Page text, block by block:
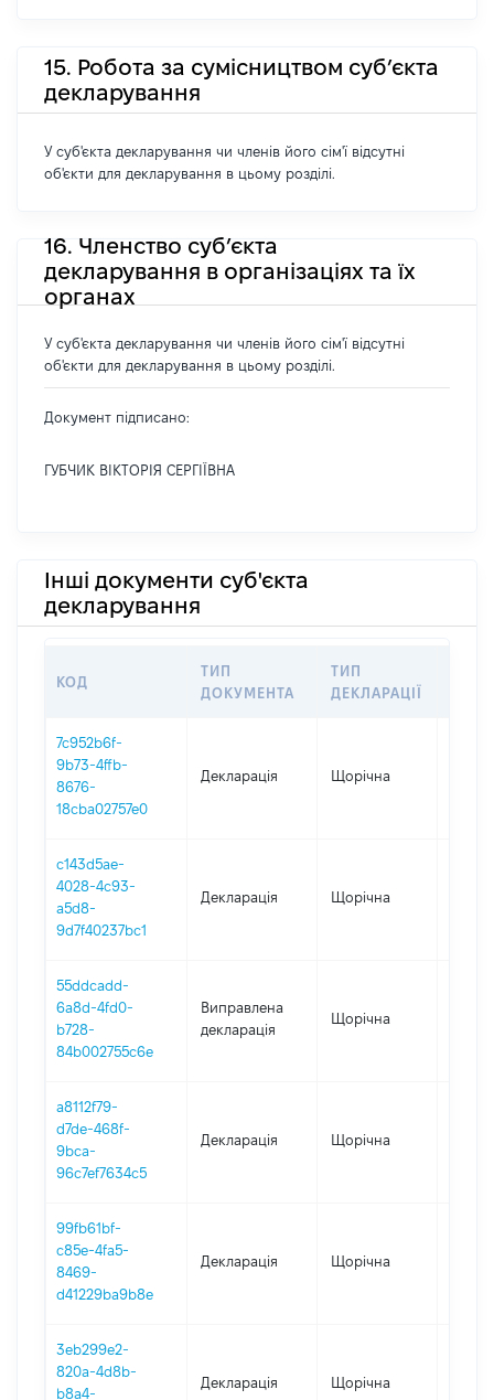
15. Робота за сумісництвом суб’єкта
декларування
У суб'єкта декларування чи членів його сім'ї відсутні
об'єкти для декларування в цьому розділі.
16. Членство суб’єкта
декларування в організаціях та їх
органах
У суб'єкта декларування чи членів його сім'ї відсутні
об'єкти для декларування в цьому розділі.
Документ підписано:
ГУБЧИК ВІКТОРІЯ СЕРГІЇВНА
Інші документи суб'єкта
декларування
КОД
ТИП
ДОКУМЕНТА
ТИП
ДЕКЛАРАЦІЇ
7c952b6f-
9b73-4ffb-
8676-
18cba02757e0
Декларація Щорічна
c143d5ae-
4028-4c93-
a5d8-
9d7f40237bc1
Декларація Щорічна
55ddcadd-
6a8d-4fd0-
b728-
84b002755c6e
Виправлена
декларація
Щорічна
a8112f79-
d7de-468f-
9bca-
96c7ef7634c5
Декларація Щорічна
99fb61bf-
c85e-4fa5-
8469-
d41229ba9b8e
Декларація Щорічна
3eb299e2-
820a-4d8b-
b8a4-
Декларація Щорічна